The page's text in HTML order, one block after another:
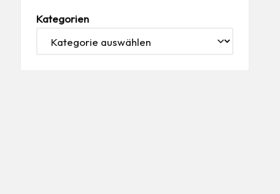
Kategorien